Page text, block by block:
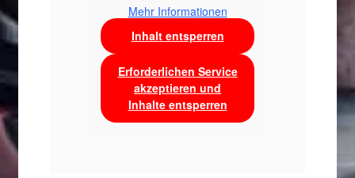
Mehr Informationen
Inhalt entsperren
Erforderlichen Service
akzeptieren und
Inhalte entsperren